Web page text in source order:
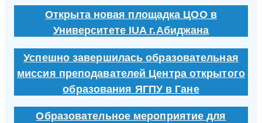
Открыта новая площадка ЦОО в
Университете IUA г.Абиджана
Успешно завершилась образовательная
миссия преподавателей Центра открытого
образования ЯГПУ в Гане
Образовательное мероприятие для